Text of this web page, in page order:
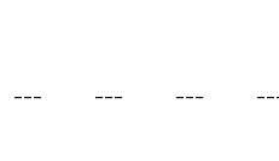
--- --- --- --